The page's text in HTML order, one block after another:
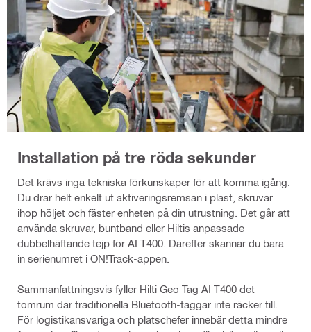
Installation på tre röda sekunder
Det krävs inga tekniska förkunskaper för att komma igång.
Du drar helt enkelt ut aktiveringsremsan i plast, skruvar
ihop höljet och fäster enheten på din utrustning. Det går att
använda skruvar, buntband eller Hiltis anpassade
dubbelhäftande tejp för AI T400. Därefter skannar du bara
in serienumret i ON!Track-appen.
Sammanfattningsvis fyller Hilti Geo Tag AI T400 det
tomrum där traditionella Bluetooth-taggar inte räcker till.
För logistikansvariga och platschefer innebär detta mindre